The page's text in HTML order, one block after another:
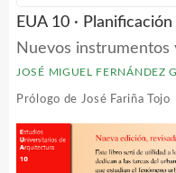
EUA 10 ·
Nuevos instrumentos
JOSÉ MIGUEL FERNÁNDEZ
Prólogo de José Fariña Tojo